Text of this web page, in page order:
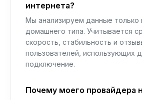
интернета?
Мы анализируем данные только
домашнего типа. Учитывается
скорость, стабильность и
пользователей, использующих
подключение.
Почему моего провайдера